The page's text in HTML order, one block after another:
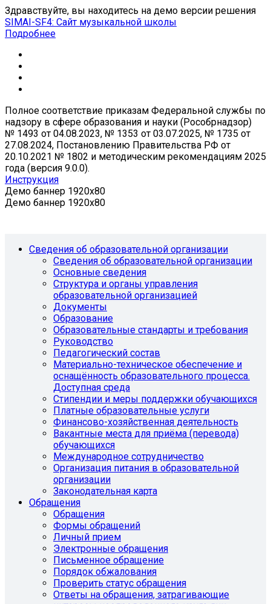
Здравствуйте, вы находитесь на демо версии решения
SIMAI-SF4: Сайт музыкальной школы
Подробнее
Полное соответствие приказам Федеральной службы по
надзору в сфере образования и науки (Рособрнадзор)
№ 1493 от 04.08.2023, № 1353 от 03.07.2025, № 1735 от
27.08.2024, Постановлению Правительства РФ от
20.10.2021 № 1802 и методическим рекомендациям 2025
года (версия 9.0.0).
Инструкция
Демо баннер 1920x80
Демо баннер 1920x80
Сведения об образовательной организации
Сведения об образовательной организации
Основные сведения
Структура и органы управления
образовательной организацией
Документы
Образование
Образовательные стандарты и требования
Руководство
Педагогический состав
Материально-техническое обеспечение и
оснащённость образовательного процесса.
Доступная среда
Стипендии и меры поддержки обучающихся
Платные образовательные услуги
Финансово-хозяйственная деятельность
Вакантные места для приёма (перевода)
обучающихся
Международное сотрудничество
Организация питания в образовательной
организации
Законодательная карта
Обращения
Обращения
Формы обращений
Личный прием
Электронные обращения
Письменное обращение
Порядок обжалования
Проверить статус обращения
Ответы на обращения, затрагивающие